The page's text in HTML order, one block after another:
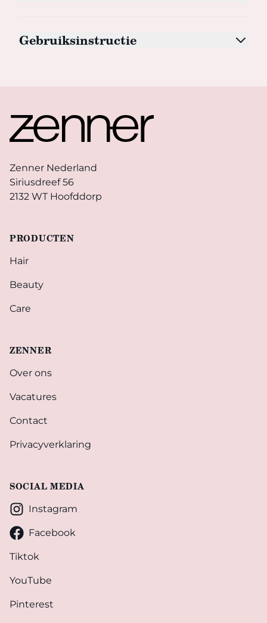
Gebruiksinstructie
Zenner Nederland
Siriusdreef 56
2132 WT Hoofddorp
PRODUCTEN
Hair
Beauty
Care
ZENNER
Over ons
Vacatures
Contact
Privacyverklaring
SOCIAL MEDIA
Instagram
Facebook
Tiktok
YouTube
Pinterest